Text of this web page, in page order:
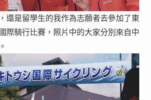
還是留學生的我作為志願者去參加了東
際騎行比賽，照片中的大家分別來自中